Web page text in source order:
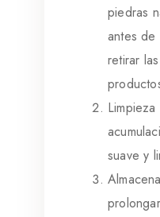
piedras
antes de
retirar
suave y